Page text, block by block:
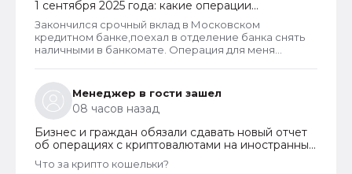
1 сентября 2025 года: какие операции
заблокируют и как отменить запрет
Закончился срочный вклад в Московском
кредитном банке,поехал в отделение банка снять
наличными в банкомате. Операция для меня
ликвидировали.
Менеджер в гости зашел
08 часов назад
Бизнес и граждан обязали сдавать новый отчет
об операциях с криптовалютами на иностранных
платформах
Что за крипто кошельки?